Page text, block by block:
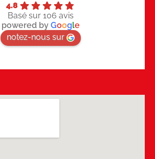
4.8
Basé sur 106 avis
powered by Google
notez-nous sur